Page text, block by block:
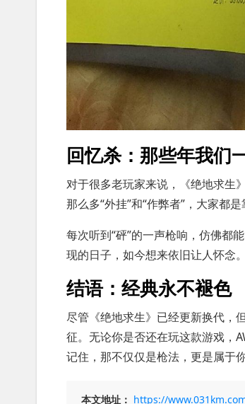
回忆杀：那些年我们
对于很多老玩家来说，《绝地求生
那么多“外挂”和“作弊者”，大家都
每次听到“砰”的一声枪响，仿佛都
现的日子，如今想来依旧让人怀念。
结语：经典永不褪色
尽管《绝地求生》已经更新换代，
征。无论你是否还在玩这款游戏，
记住，那不仅仅是枪法，更是属于
本文地址： https://